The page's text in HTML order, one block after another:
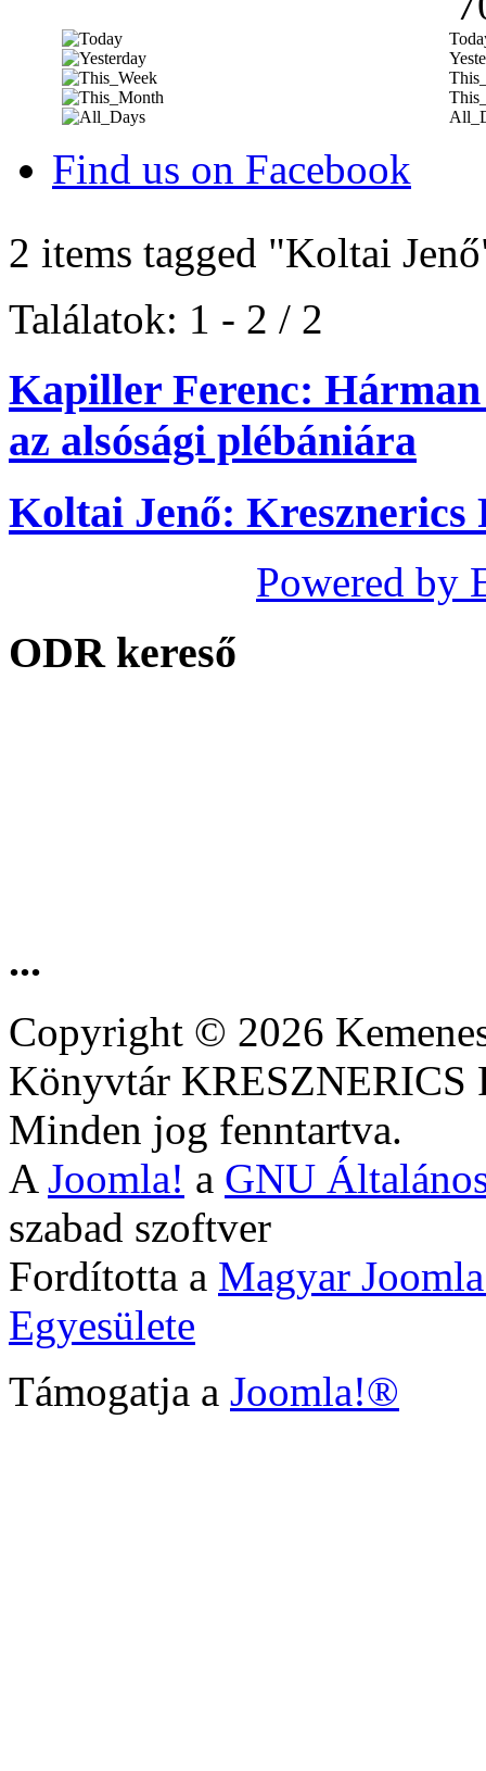
Find us on Facebook
2 items tagged "Koltai
Találatok: 1 - 2 / 2
Kapiller Ferenc:
az alsósági plébániára
Koltai Jenő: Kresznerics
Powered by
ODR kereső
...
Copyright © 2026
Könyvtár
Minden jog fenntartva.
A Joomla! a GNU
szabad szoftver
Fordította a Magyar
Egyesülete
Támogatja a Joomla!®